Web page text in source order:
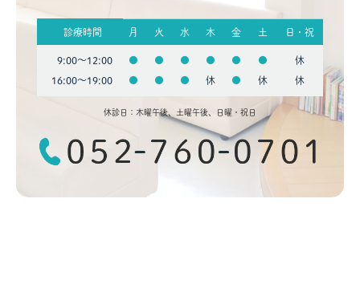
診療時間 月 火 水 木 金 土 日・祝
9:00〜12:00 ● ● ● ● ● ● 休
16:00〜19:00 ● ● ● 休 ● 休 休
休診日：木曜午後、土曜午後、日曜・祝日